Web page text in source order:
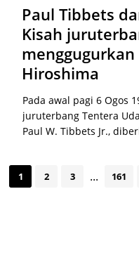
Paul Tibbets
Kisah
Hiroshima
Pada awal pagi 6 Ogos
juruterbang Tentera
Paul W. Tibbets Jr.,
1 2 3 ... 161